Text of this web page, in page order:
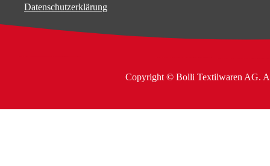
Datenschutzerklärung
Copyright © Bolli Textilwaren AG.